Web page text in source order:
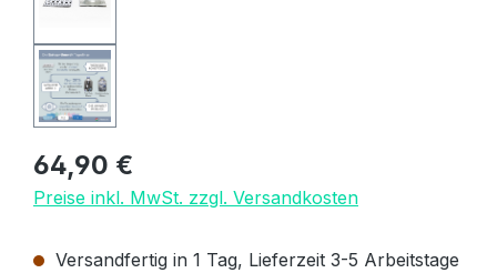
Regulärer Preis:
64,90 €
Preise inkl. MwSt. zzgl. Versandkosten
Versandfertig in 1 Tag, Lieferzeit 3-5 Arbeitstage